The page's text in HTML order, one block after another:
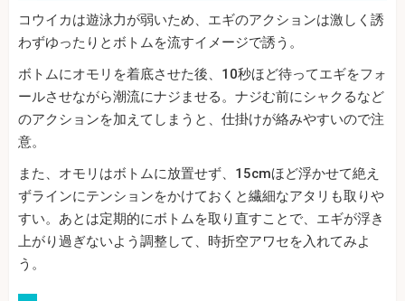
コウイカは遊泳力が弱いため、エギのアクションは激しく誘
わずゆったりとボトムを流すイメージで誘う。
ボトムにオモリを着底させた後、10秒ほど待ってエギをフォ
ールさせながら潮流にナジませる。ナジむ前にシャクるなど
のアクションを加えてしまうと、仕掛けが絡みやすいので注
意。
また、オモリはボトムに放置せず、15cmほど浮かせて絶え
ずラインにテンションをかけておくと繊細なアタリも取りや
すい。あとは定期的にボトムを取り直すことで、エギが浮き
上がり過ぎないよう調整して、時折空アワセを入れてみよ
う。